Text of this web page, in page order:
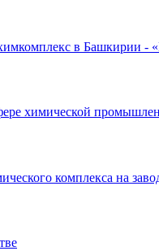
в Башкирии -
химической
комплекса на